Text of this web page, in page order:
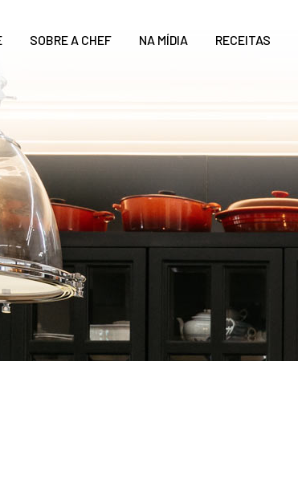
SOBRE A CHEF NA MÍDIA RECEITAS